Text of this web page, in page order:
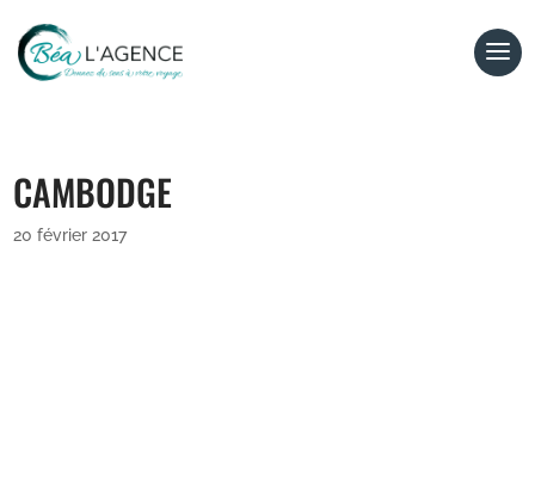
CAMBODGE
20 février 2017